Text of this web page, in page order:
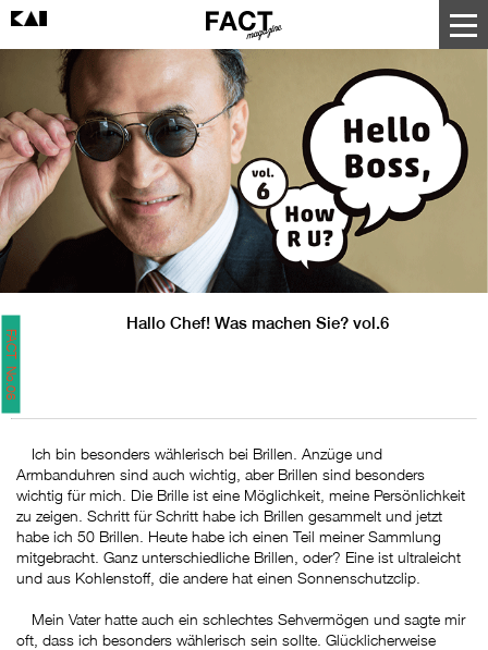
FACT No.06
Hallo Chef! Was machen Sie? vol.6
Ich bin besonders wählerisch bei Brillen. Anzüge und
Armbanduhren sind auch wichtig, aber Brillen sind besonders
wichtig für mich. Die Brille ist eine Möglichkeit, meine Persönlichkeit
zu zeigen. Schritt für Schritt habe ich Brillen gesammelt und jetzt
habe ich 50 Brillen. Heute habe ich einen Teil meiner Sammlung
mitgebracht. Ganz unterschiedliche Brillen, oder? Eine ist ultraleicht
und aus Kohlenstoff, die andere hat einen Sonnenschutzclip.
Mein Vater hatte auch ein schlechtes Sehvermögen und sagte mir
oft, dass ich besonders wählerisch sein sollte. Glücklicherweise